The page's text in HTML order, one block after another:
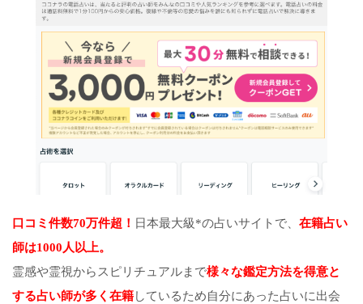
口コミ件数70万件超！ 日本最大級*の占いサイトで、 在籍占い
師は1000人以上。
霊感や霊視からスピリチュアルまで様々な鑑定方法を得意と
する占い師が多く在籍しているため自分にあった占いに出会